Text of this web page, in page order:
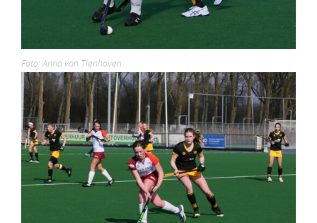
Foto: Anna van Tienhoven